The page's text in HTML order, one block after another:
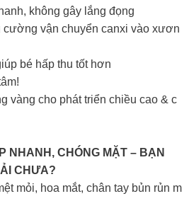
không gây lắng đọng
vận chuyển canxi vào xươn
bé hấp thu tốt hơn
vàng cho phát triển chiều cao & c
NHANH, CHÓNG MẶT – BẠN
CHƯA?
mỏi, hoa mắt, chân tay bủn rủn m